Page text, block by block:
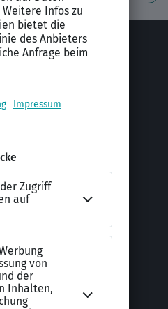
Berufsorientierung
Ausbildung
Jobprofile
Vorlagen & Tests
Anschreiben-Vorlagen
Lebenslauf-Vorlagen
Checklisten
Testverfahren
Alle Word-Dateien
Alle Downloads